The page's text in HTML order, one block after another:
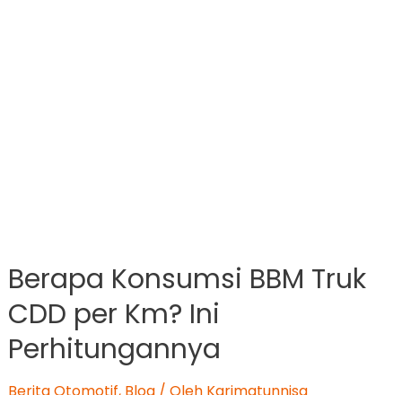
salah satu faktor penting dalam menghitung biaya
operasional usaha. Semakin irit konsumsi bahan bakar,
semakin besar potensi keuntungan yang bisa didapat.
Selain itu, efisiensi BBM juga berpengaruh terhadap
perencanaan perjalanan, pengendalian biaya